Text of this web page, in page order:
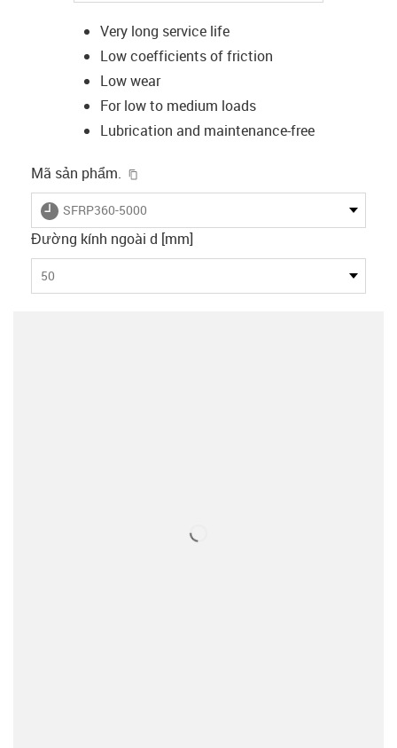
Very long service life
Low coefficients of friction
Low wear
For low to medium loads
Lubrication and maintenance-free
Mã sản phẩm.
igus-icon-lieferzeit
SFRP360-5000
Đường kính ngoài d [mm]
50